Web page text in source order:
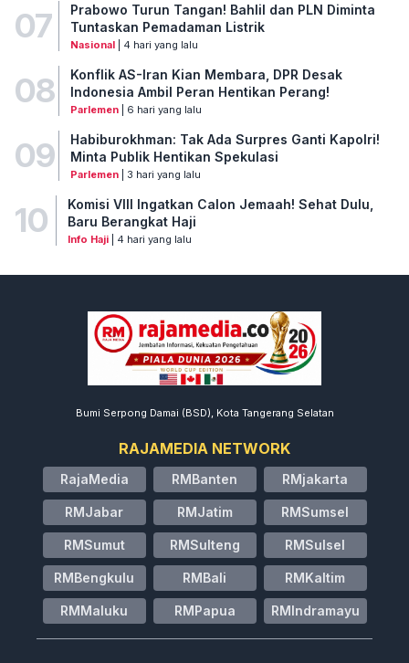
07
Prabowo Turun Tangan! Bahlil dan PLN Diminta
Tuntaskan Pemadaman Listrik
Nasional| 4 hari yang lalu
08
Konflik AS-Iran Kian Membara, DPR Desak
Indonesia Ambil Peran Hentikan Perang!
Parlemen| 6 hari yang lalu
09
Habiburokhman: Tak Ada Surpres Ganti Kapolri!
Minta Publik Hentikan Spekulasi
Parlemen| 3 hari yang lalu
10
Komisi VIII Ingatkan Calon Jemaah! Sehat Dulu,
Baru Berangkat Haji
Info Haji| 4 hari yang lalu
Bumi Serpong Damai (BSD), Kota Tangerang Selatan
RAJAMEDIA NETWORK
RajaMedia RMBanten RMjakarta
RMJabar RMJatim RMSumsel
RMSumut RMSulteng RMSulsel
RMBengkulu RMBali RMKaltim
RMMaluku RMPapua RMIndramayu